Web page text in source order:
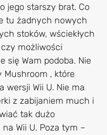
jego starszy brat. Co
tu żadnych nowych
stoków, wściekłych
możliwości
się Wam podoba. Nie
, które
wersji Wii U. Nie ma
z zabijaniem much i
tak dużo
Wii U. Poza tym –